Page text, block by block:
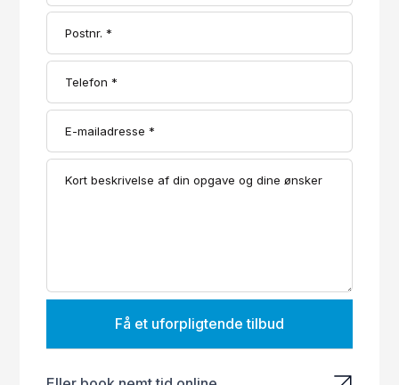
Få et uforpligtende tilbud